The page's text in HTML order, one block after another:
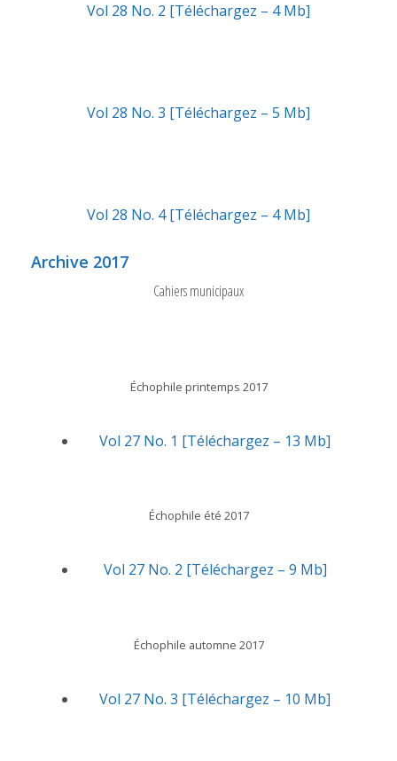
Vol 28 No. 2 [Téléchargez – 4 Mb]
Vol 28 No. 3 [Téléchargez – 5 Mb]
Vol 28 No. 4 [Téléchargez – 4 Mb]
Archive 2017
Cahiers municipaux
Échophile printemps 2017
Vol 27 No. 1 [Téléchargez – 13 Mb]
Échophile été 2017
Vol 27 No. 2 [Téléchargez – 9 Mb]
Échophile automne 2017
Vol 27 No. 3 [Téléchargez – 10 Mb]